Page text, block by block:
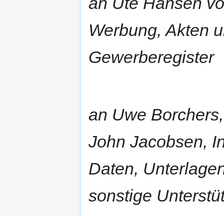
Werbung, Akten
Gewerberegister
an Uwe
John Jacobsen,
Daten,
sonstige